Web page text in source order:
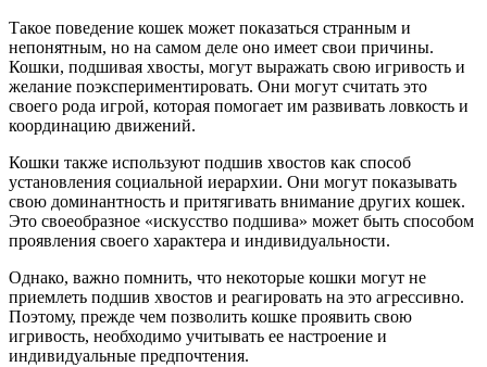
Такое поведение кошек может показаться странным и
непонятным, но на самом деле оно имеет свои причины.
Кошки, подшивая хвосты, могут выражать свою игривость и
желание поэкспериментировать. Они могут считать это
своего рода игрой, которая помогает им развивать ловкость и
координацию движений.
Кошки также используют подшив хвостов как способ
установления социальной иерархии. Они могут показывать
свою доминантность и притягивать внимание других кошек.
Это своеобразное «искусство подшива» может быть способом
проявления своего характера и индивидуальности.
Однако, важно помнить, что некоторые кошки могут не
приемлеть подшив хвостов и реагировать на это агрессивно.
Поэтому, прежде чем позволить кошке проявить свою
игривость, необходимо учитывать ее настроение и
индивидуальные предпочтения.